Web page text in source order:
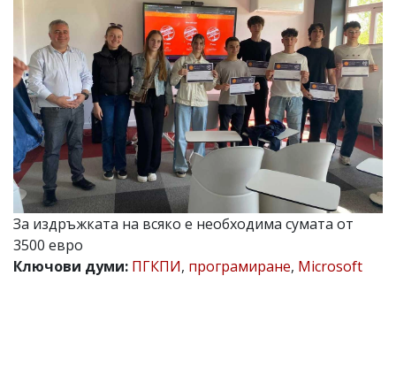
v.vasilev@flagman.bg
Катя
Касабова,
еmail:k.kassabova@flagman.bg
Главен
редактор:
Иван
Колев,
email:
office@flagman.bg
Коментарите
под
статиите
За издръжката на всяко е необходима сумата от
3500 евро
Ключови думи: ПГКПИ, програмиране, Microsoft